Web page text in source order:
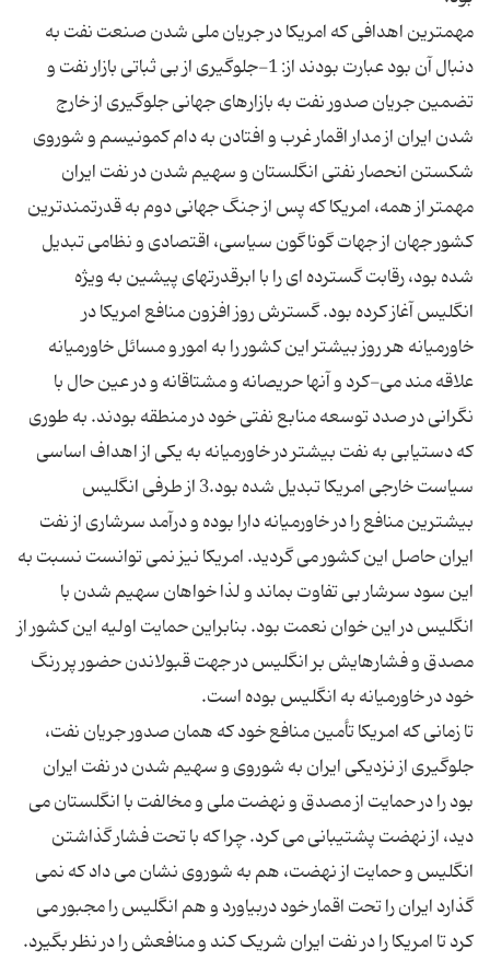
مهمترین اهدافی که امریکا در جریان ملی شدن صنعت نفت به
دنبال آن بود عبارت بودند از: 1-جلوگیری از بی ثباتی بازار نفت و
تضمین جریان صدور نفت به بازارهای جهانی جلوگیری از خارج
شدن ایران از مدار اقمار غرب و افتادن به دام کمونیسم و شوروی
مهمتر از همه، امریکا که پس از جنگ جهانی دوم به قدرتمندترین
کشور جهان از جهات گوناگون سیاسی، اقتصادی و نظامی تبدیل
شده بود، رقابت گسترده ای را با ابرقدرتهای پیشین به ویژه
انگلیس آغاز کرده بود. گسترش روز افزون منافع امریکا در
خاورمیانه هر روز بیشتر این کشور را به امور و مسائل خاورمیانه
علاقه مند می-کرد و آنها حریصانه و مشتاقانه و در عین حال با
نگرانی در صدد توسعه منابع نفتی خود در منطقه بودند. به طوری
که دستیابی به نفت بیشتر در خاورمیانه به یکی از اهداف اساسی
سیاست خارجی امریکا تبدیل شده بود.3 از طرفی انگلیس
بیشترین منافع را در خاورمیانه دارا بوده و درآمد سرشاری از نفت
ایران حاصل این کشور می گردید. امریکا نیز نمی توانست نسبت به
این سود سرشار بی تفاوت بماند و لذا خواهان سهیم شدن با
انگلیس در این خوان نعمت بود. بنابراین حمایت اولیه این کشور از
مصدق و فشارهایش بر انگلیس در جهت قبولاندن حضور پر رنگ
تا زمانی که امریکا تأمین منافع خود که همان صدور جریان نفت،
جلوگیری از نزدیکی ایران به شوروی و سهیم شدن در نفت ایران
بود را در حمایت از مصدق و نهضت ملی و مخالفت با انگلستان می
دید، از نهضت پشتیبانی می کرد. چرا که با تحت فشار گذاشتن
انگلیس و حمایت از نهضت، هم به شوروی نشان می داد که نمی
گذارد ایران را تحت اقمار خود دربیاورد و هم انگلیس را مجبور می